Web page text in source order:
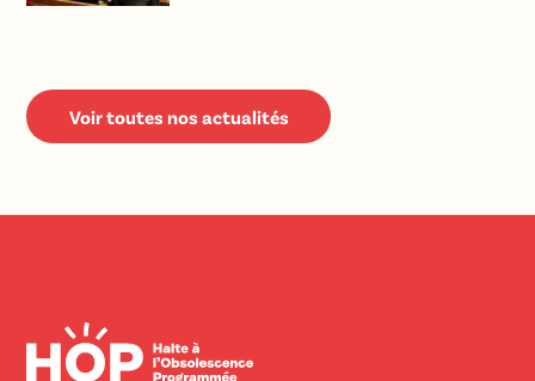
Voir toutes nos actualités